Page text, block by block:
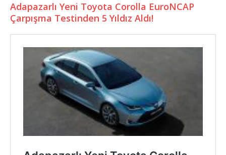
Adapazarlı Yeni Toyota Corolla EuroNCAP
Çarpışma Testinden 5 Yıldız Aldı!